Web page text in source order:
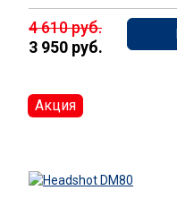
4 610 руб.
3 950 руб.
Акция